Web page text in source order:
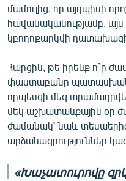
մամուլից, որ այդպիսի
հավանականությամբ, այս
կբողոքարկվի
Հարցին, թե իրենք ո՞ր
փաստաբանը
որպեսզի մեզ
մեկ աշխատանքային
ժամանակ՝ նաև
արձանագրություններ
«Խաչատուրովը